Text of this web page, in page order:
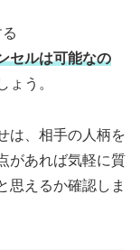
セルは可能なの
ょう。
は、相手の人柄を
があれば気軽に質
思えるか確認しま